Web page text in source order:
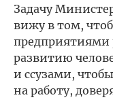
Задачу
вижу в том,
предприятиями
развитию
и ссузами,
на работу,